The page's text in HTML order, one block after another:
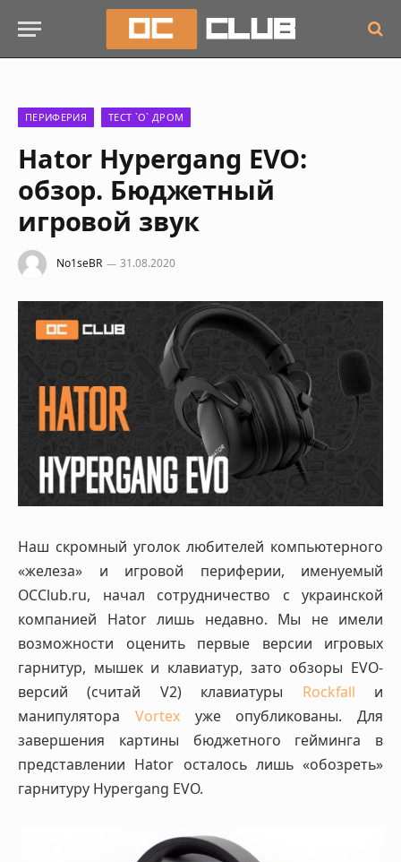
ПЕРИФЕРИЯ ТЕСТ `О` ДРОМ
Hator Hypergang EVO:
обзор. Бюджетный
игровой звук
No1seBR 31.08.2020
Наш скромный уголок любителей компьютерного
«железа» и игровой периферии, именуемый
OCClub.ru, начал сотрудничество с украинской
компанией Hator лишь недавно. Мы не имели
возможности оценить первые версии игровых
гарнитур, мышек и клавиатур, зато обзоры EVO-
версий (считай V2) клавиатуры Rockfall и
манипулятора Vortexуже опубликованы. Для
завершения картины бюджетного гейминга в
представлении Hator осталось лишь «обозреть»
гарнитуру Hypergang EVO.